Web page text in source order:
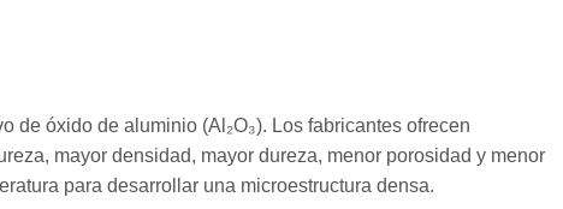
de óxido de aluminio (Al₂O₃). Los fabricantes ofrecen
mayor densidad, mayor dureza, menor porosidad y menor
para desarrollar una microestructura densa.